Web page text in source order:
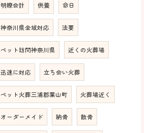
明瞭会計 供養 命日
神奈川県全域対応 法要
ペット訪問神奈川県 近くの火葬場
迅速に対応 立ち会い火葬
ペット火葬三浦郡葉山町 火葬場近く
オーダーメイド 納骨 散骨